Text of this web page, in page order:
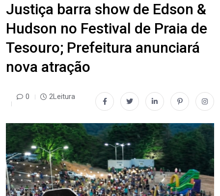
Justiça barra show de Edson &
Hudson no Festival de Praia de
Tesouro; Prefeitura anunciará
nova atração
0 2Leitura